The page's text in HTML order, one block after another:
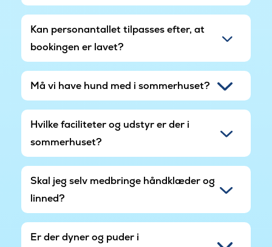
Kan personantallet tilpasses efter, at
bookingen er lavet?
Må vi have hund med i sommerhuset?
Hvilke faciliteter og udstyr er der i
sommerhuset?
Skal jeg selv medbringe håndklæder og
linned?
Er der dyner og puder i